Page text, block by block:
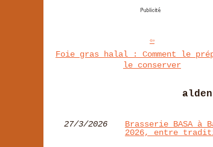
Foie gras halal : Comment le
le conserver
27/3/2026
Brasserie BASA à
2026, entre